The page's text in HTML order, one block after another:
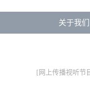
关于我们
[ 网上传播视听节